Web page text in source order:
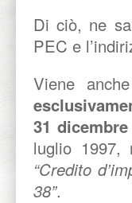
Di ciò, ne
PEC e
Viene
31
luglio 1997,
“Credito
38”.